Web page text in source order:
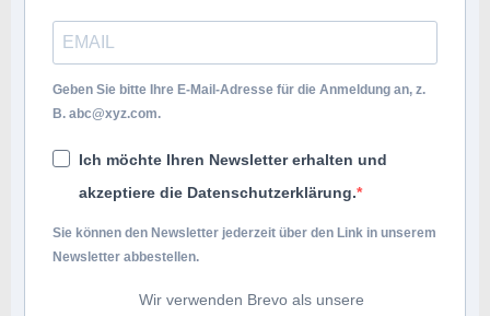
Geben Sie bitte Ihre E-Mail-Adresse für die Anmeldung an, z.
B. abc@xyz.com.
Ich möchte Ihren Newsletter erhalten und
akzeptiere die Datenschutzerklärung.
Sie können den Newsletter jederzeit über den Link in unserem
Newsletter abbestellen.
Wir verwenden Brevo als unsere